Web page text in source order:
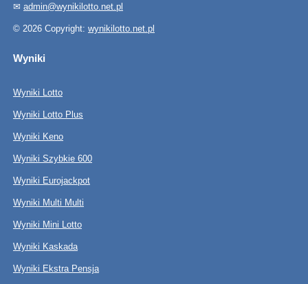
✉ admin@wynikilotto.net.pl
© 2026 Copyright: wynikilotto.net.pl
Wyniki
Wyniki Lotto
Wyniki Lotto Plus
Wyniki Keno
Wyniki Szybkie 600
Wyniki Eurojackpot
Wyniki Multi Multi
Wyniki Mini Lotto
Wyniki Kaskada
Wyniki Ekstra Pensja